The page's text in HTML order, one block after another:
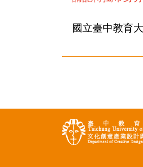
國立臺中教育